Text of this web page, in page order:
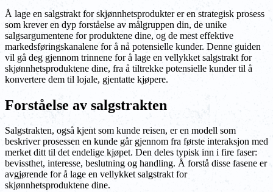
Å lage en salgstrakt for skjønnhetsprodukter er en strategisk prosess
som krever en dyp forståelse av målgruppen din, de unike
salgsargumentene for produktene dine, og de mest effektive
markedsføringskanalene for å nå potensielle kunder. Denne guiden
vil gå deg gjennom trinnene for å lage en vellykket salgstrakt for
skjønnhetsproduktene dine, fra å tiltrekke potensielle kunder til å
konvertere dem til lojale, gjentatte kjøpere.
Forståelse av salgstrakten
Salgstrakten, også kjent som kunde reisen, er en modell som
beskriver prosessen en kunde går gjennom fra første interaksjon med
merket ditt til det endelige kjøpet. Den deles typisk inn i fire faser:
bevissthet, interesse, beslutning og handling. Å forstå disse fasene er
avgjørende for å lage en vellykket salgstrakt for
skjønnhetsproduktene dine.